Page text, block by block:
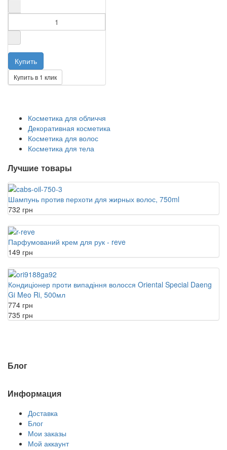
Купить в 1 клик
Косметика для обличчя
Декоративная косметика
Косметика для волос
Косметика для тела
Лучшие товары
Шампунь против перхоти для жирных волос, 750ml
732 грн
Парфумований крем для рук - reve
149 грн
Кондиціонер проти випадіння волосся Oriental Special Daeng
Gi Meo Ri, 500мл
774 грн
735 грн
Блог
Информация
Доставка
Блог
Мои заказы
Мой аккаунт